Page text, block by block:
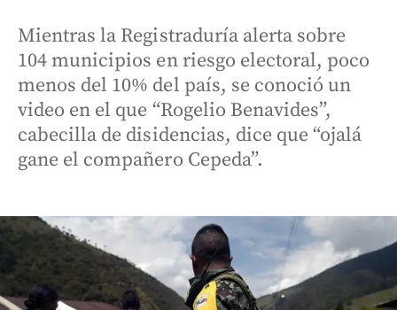
Mientras la Registraduría alerta sobre
104 municipios en riesgo electoral, poco
menos del 10% del país, se conoció un
video en el que “Rogelio Benavides”,
cabecilla de disidencias, dice que “ojalá
gane el compañero Cepeda”.